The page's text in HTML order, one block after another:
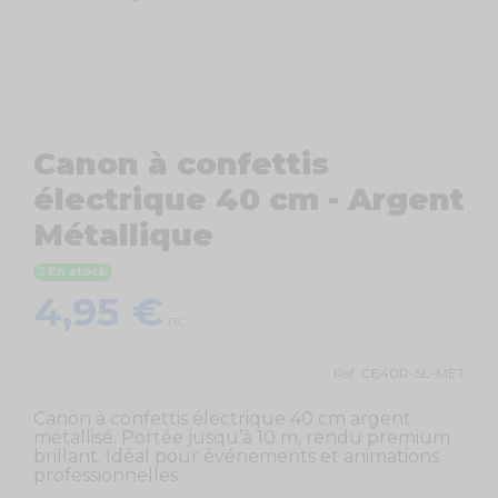
Canon à confettis
électrique 40 cm - Argent
Métallique
En stock
4,95 €
Ref. CE40R-SL-MET
Canon à confettis électrique 40 cm argent
métallisé. Portée jusqu’à 10 m, rendu premium
brillant. Idéal pour événements et animations
professionnelles.